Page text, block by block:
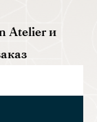
Atelier и